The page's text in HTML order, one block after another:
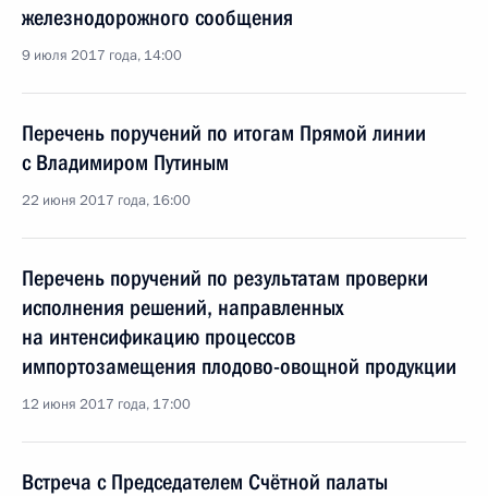
железнодорожного сообщения
9 июля 2017 года, 14:00
Перечень поручений по итогам Прямой линии
с Владимиром Путиным
22 июня 2017 года, 16:00
Перечень поручений по результатам проверки
исполнения решений, направленных
на интенсификацию процессов
импортозамещения плодово-овощной продукции
12 июня 2017 года, 17:00
Встреча с Председателем Счётной палаты